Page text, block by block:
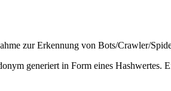
zur Erkennung von Bots/Crawler/
generiert in Form eines